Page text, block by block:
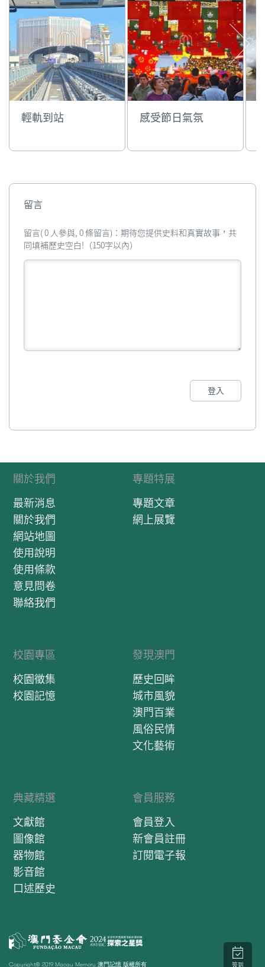
輕軌到站 感受節日氣氛
留言
留言( 0 人參與, 0 條留言)：期待您提供史料和真實故事，共
同填補歷史空白!（150字以內）
登入
關於我們
最新消息
關於我們
網站地圖
使用說明
使用條款
意見問卷
聯絡我們
專題特展
專題文章
網上展覽
校園專區
校園徵集
校園記憶
發現澳門
歷史回眸
城市風貌
澳門百業
風俗民情
文化藝術
典藏精選
文獻館
圖像館
器物館
影音館
口述歷史
會員服務
會員登入
新會員註冊
訂閱電子報
Copyright© 2019 Macau Memory 澳門記憶 版權所有 簽到